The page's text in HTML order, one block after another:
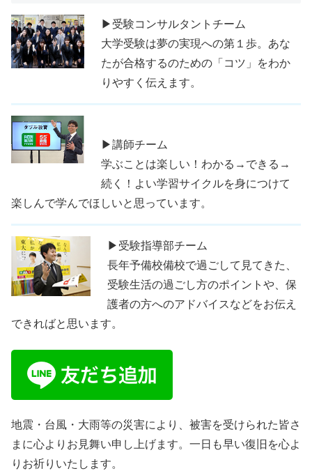
▶受験コンサルタントチーム
大学受験は夢の実現への第１歩。あな
たが合格するのための「コツ」をわか
りやすく伝えます。
▶講師チーム
学ぶことは楽しい！わかる→できる→
続く！よい学習サイクルを身につけて
楽しんで学んでほしいと思っています。
▶受験指導部チーム
長年予備校備校で過ごして見てきた、
受験生活の過ごし方のポイントや、保
護者の方へのアドバイスなどをお伝え
できればと思います。
地震・台風・大雨等の災害により、被害を受けられた皆さ
まに心よりお見舞い申し上げます。一日も早い復旧を心よ
りお祈りいたします。